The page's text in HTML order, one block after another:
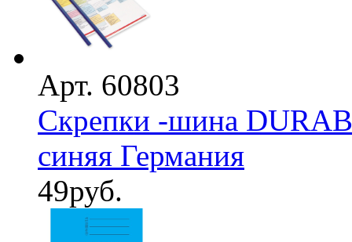
Арт. 60803
Скрепки -шина
синяя Германия
49руб.